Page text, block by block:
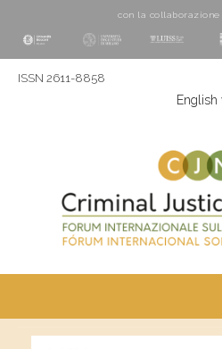
con la collaborazione
ISSN 2611-8858
English